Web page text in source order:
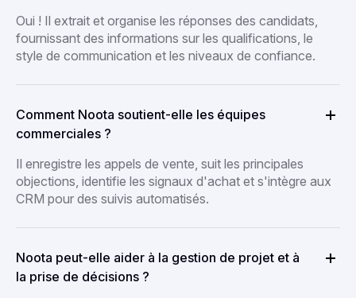
Oui ! Il extrait et organise les réponses des candidats,
fournissant des informations sur les qualifications, le
style de communication et les niveaux de confiance.
Comment Noota soutient-elle les équipes
commerciales ?
Il enregistre les appels de vente, suit les principales
objections, identifie les signaux d'achat et s'intègre aux
CRM pour des suivis automatisés.
Noota peut-elle aider à la gestion de projet et à
la prise de décisions ?